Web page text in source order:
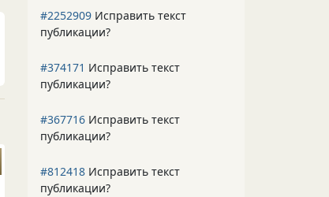
#2252909 Исправить текст
публикации?
#374171 Исправить текст
публикации?
#367716 Исправить текст
публикации?
#812418 Исправить текст
публикации?